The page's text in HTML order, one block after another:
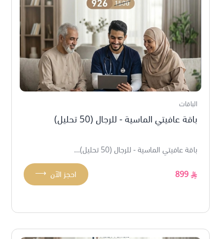
الباقات
باقة عافيتي الماسية - للرجال (50 تحليل)
باقة عافيتي الماسية - للرجال (50 تحليل)...
899
⟶ احجز الآن